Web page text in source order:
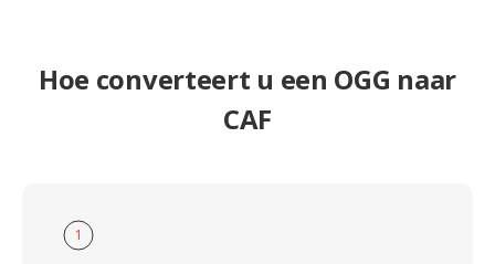
Hoe converteert u een OGG naar
CAF
1